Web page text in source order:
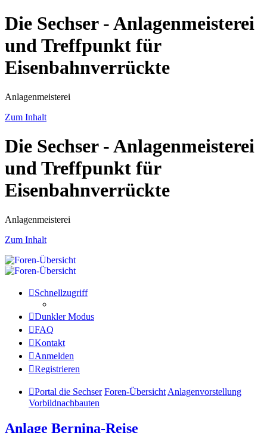
Die Sechser - Anlagenmeisterei
und Treffpunkt für
Eisenbahnverrückte
Anlagenmeisterei
Zum Inhalt
Die Sechser - Anlagenmeisterei
und Treffpunkt für
Eisenbahnverrückte
Anlagenmeisterei
Zum Inhalt
Schnellzugriff
Dunkler Modus
FAQ
Kontakt
Anmelden
Registrieren
Portal die Sechser Foren-Übersicht Anlagenvorstellung
Vorbildnachbauten
Anlage Bernina-Reise